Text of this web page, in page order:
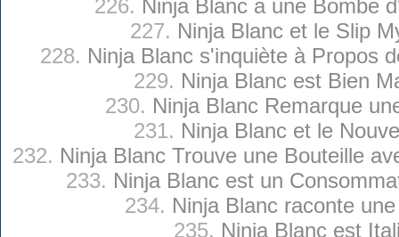
226. Ninja Blanc a une Bombe
227. Ninja Blanc et le Slip
228. Ninja Blanc s'inquiète à Propos
229. Ninja Blanc est Bien
230. Ninja Blanc Remarque
231. Ninja Blanc et le
232. Ninja Blanc Trouve une Bouteille
233. Ninja Blanc est un
234. Ninja Blanc raconte
235. Ninja Blanc est